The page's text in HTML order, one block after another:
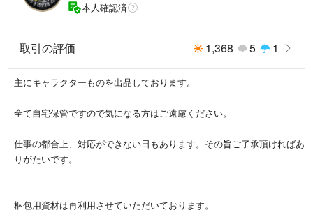
本人確認済
取引の評価 1,368 5 1
主にキャラクターものを出品しております。
全て自宅保管ですので気になる方はご遠慮ください。
仕事の都合上、対応ができない日もあります。その旨ご了承頂ければあ
りがたいです。
梱包用資材は再利用させていただいております。